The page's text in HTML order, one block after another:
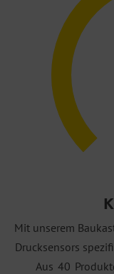
Mit unserem
Drucksensors
Aus 40